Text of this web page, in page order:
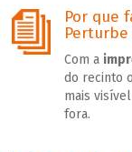
Por que
Com a
do recinto
mais
fora.